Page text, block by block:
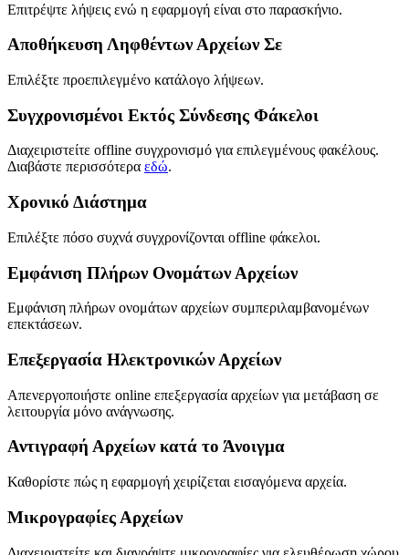
Επιτρέψτε λήψεις ενώ η εφαρμογή είναι στο παρασκήνιο.
Αποθήκευση Ληφθέντων Αρχείων Σε
Επιλέξτε προεπιλεγμένο κατάλογο λήψεων.
Συγχρονισμένοι Εκτός Σύνδεσης Φάκελοι
Διαχειριστείτε offline συγχρονισμό για επιλεγμένους φακέλους.
Διαβάστε περισσότερα εδώ.
Χρονικό Διάστημα
Επιλέξτε πόσο συχνά συγχρονίζονται offline φάκελοι.
Εμφάνιση Πλήρων Ονομάτων Αρχείων
Εμφάνιση πλήρων ονομάτων αρχείων συμπεριλαμβανομένων
επεκτάσεων.
Επεξεργασία Ηλεκτρονικών Αρχείων
Απενεργοποιήστε online επεξεργασία αρχείων για μετάβαση σε
λειτουργία μόνο ανάγνωσης.
Αντιγραφή Αρχείων κατά το Άνοιγμα
Καθορίστε πώς η εφαρμογή χειρίζεται εισαγόμενα αρχεία.
Μικρογραφίες Αρχείων